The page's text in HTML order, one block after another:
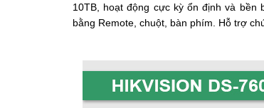
10TB, hoạt động cực kỳ ổn định và bền
bằng Remote, chuột, bàn phím. Hỗ trợ